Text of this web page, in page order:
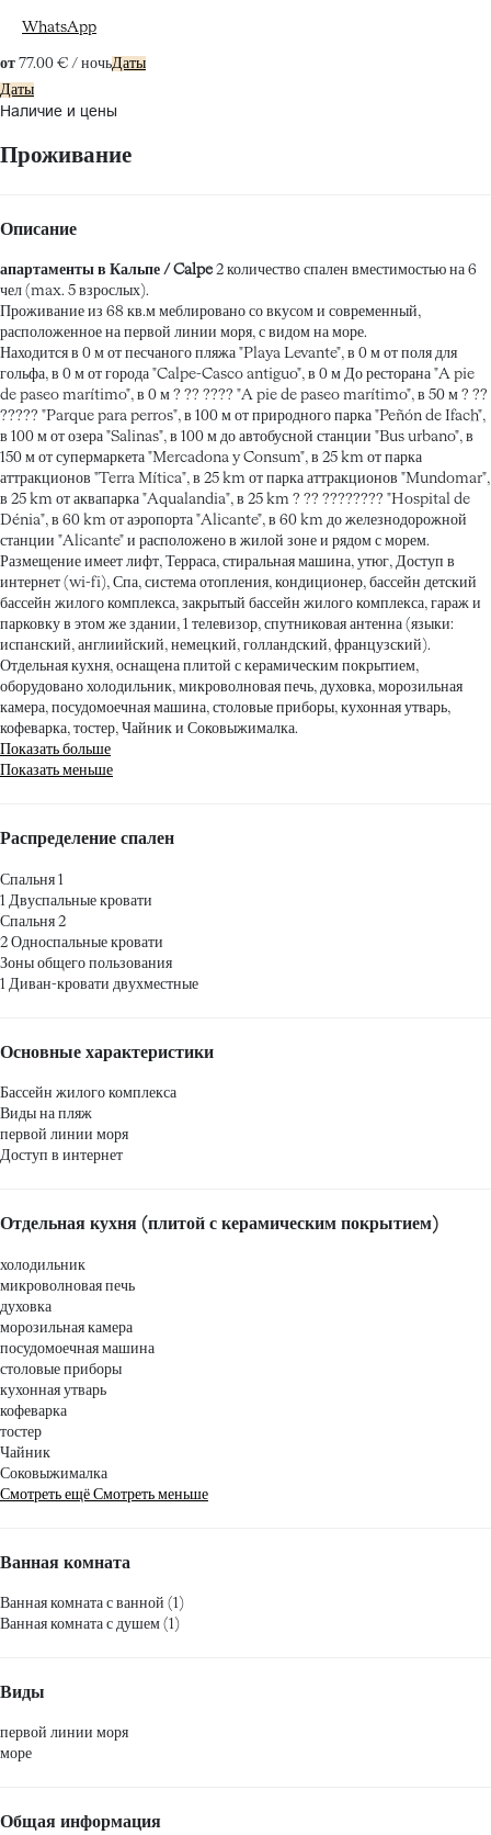
WhatsApp
от 77.00 € / ночьДаты
Даты
Наличие и цены
Проживание
Описание
апартаменты в Кальпе / Calpe 2 количество спален вместимостью на 6
чел (max. 5 взрослых).
Проживание из 68 кв.м меблировано со вкусом и современный,
расположенное на первой линии моря, с видом на море.
Находится в 0 м от песчаного пляжа "Playa Levante", в 0 м от поля для
гольфа, в 0 м от города "Calpe-Casco antiguo", в 0 м До ресторана "A pie
de paseo marítimo", в 0 м ? ?? ???? "A pie de paseo marítimo", в 50 м ? ??
????? "Parque para perros", в 100 м от природного парка "Peñón de Ifach",
в 100 м от озера "Salinas", в 100 м до автобусной станции "Bus urbano", в
150 м от супермаркета "Mercadona y Consum", в 25 km от парка
аттракционов "Terra Mítica", в 25 km от парка аттракционов "Mundomar",
в 25 km от аквапарка "Aqualandia", в 25 km ? ?? ???????? "Hospital de
Dénia", в 60 km от аэропорта "Alicante", в 60 km до железнодорожной
станции "Alicante" и расположено в жилой зоне и рядом с морем.
Размещение имеет лифт, Терраса, стиральная машина, утюг, Доступ в
интернет (wi-fi), Спа, система отопления, кондиционер, бассейн детский
бассейн жилого комплекса, закрытый бассейн жилого комплекса, гараж и
парковку в этом же здании, 1 телевизор, спутниковая антенна (языки:
испанский, англиийский, немецкий, голландский, французский).
Отдельная кухня, оснащена плитой с керамическим покрытием,
оборудовано холодильник, микроволновая печь, духовка, морозильная
камера, посудомоечная машина, столовые приборы, кухонная утварь,
кофеварка, тостер, Чайник и Соковыжималка.
Показать больше
Показать меньше
Распределение спален
Спальня 1
1 Двуспальные кровати
Спальня 2
2 Односпальные кровати
Зоны общего пользования
1 Диван-кровати двухместные
Основные характеристики
Бассейн жилого комплекса
Виды на пляж
первой линии моря
Доступ в интернет
Отдельная кухня (плитой с керамическим покрытием)
холодильник
микроволновая печь
духовка
морозильная камера
посудомоечная машина
столовые приборы
кухонная утварь
кофеварка
тостер
Чайник
Соковыжималка
Смотреть ещё Смотреть меньше
Ванная комната
Ванная комната с ванной (1)
Ванная комната с душем (1)
Виды
первой линии моря
море
Общая информация